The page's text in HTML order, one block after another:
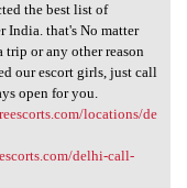
the best list of
India. that's No matter
or any other reason
our escort girls, just call
open for you.
locations/de
delhi-call-